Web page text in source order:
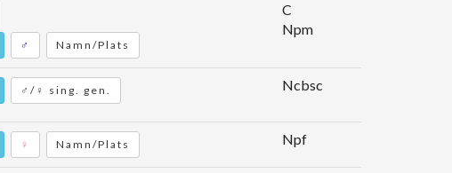
♂ Namn/Plats
C
Npm
♂/♀ sing. gen. Ncbsc
♀ Namn/Plats Npf